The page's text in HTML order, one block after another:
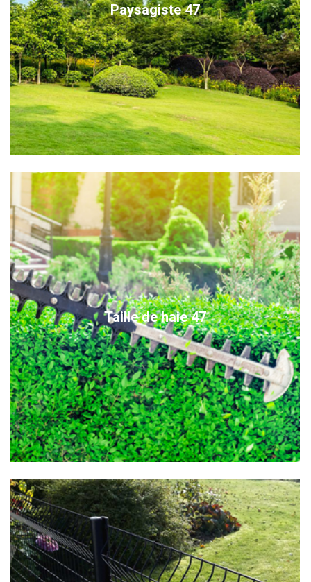
Paysagiste 47
Taille de haie 47